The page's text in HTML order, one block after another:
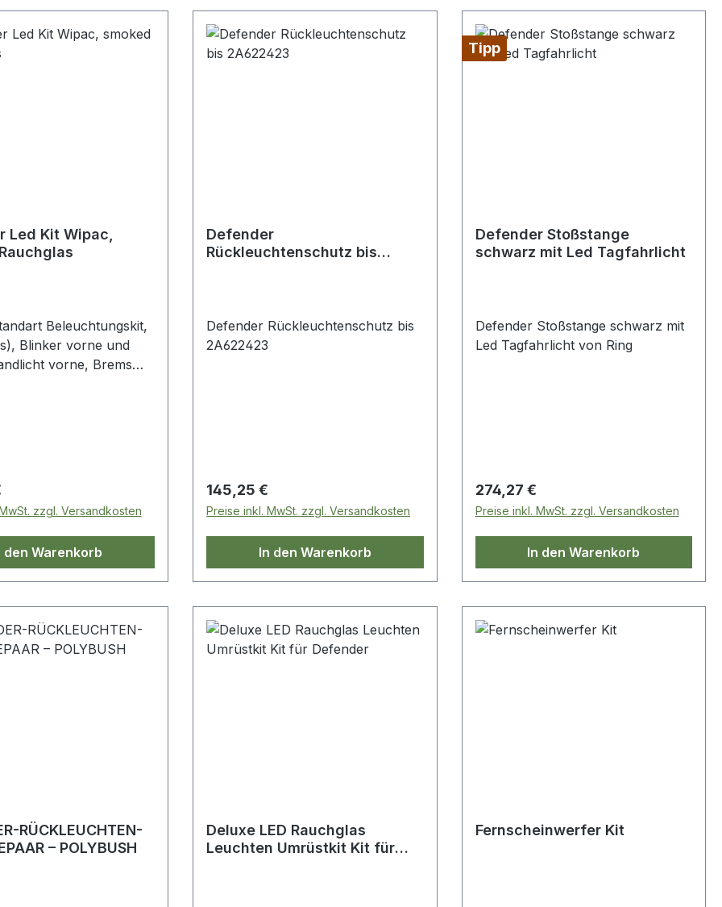
Led Kit Wipac,
Beleuchtungskit,
Blinker vorne und
vorne, Brems
zzgl. Versandkosten
den Warenkorb
Defender
Rückleuchtenschutz bis
Defender Rückleuchtenschutz bis
2A622423
Regulärer Preis:
145,25 €
Preise inkl. MwSt. zzgl. Versandkosten
In den Warenkorb
Tipp
Defender Stoßstange
schwarz mit Led Tagfahrlicht
Defender Stoßstange schwarz mit
Led Tagfahrlicht von Ring
Regulärer Preis:
274,27 €
Preise inkl. MwSt. zzgl. Versandkosten
In den Warenkorb
RÜCKLEUCHTEN-
– POLYBUSH
Deluxe LED Rauchglas
Leuchten Umrüstkit Kit für
Fernscheinwerfer Kit